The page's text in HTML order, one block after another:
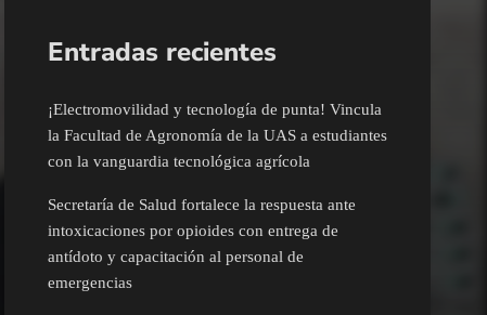
Entradas recientes
¡Electromovilidad y tecnología de punta! Vincula
la Facultad de Agronomía de la UAS a estudiantes
con la vanguardia tecnológica agrícola
Secretaría de Salud fortalece la respuesta ante
intoxicaciones por opioides con entrega de
antídoto y capacitación al personal de
emergencias